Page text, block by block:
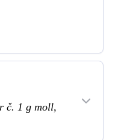
č. 1 g moll,